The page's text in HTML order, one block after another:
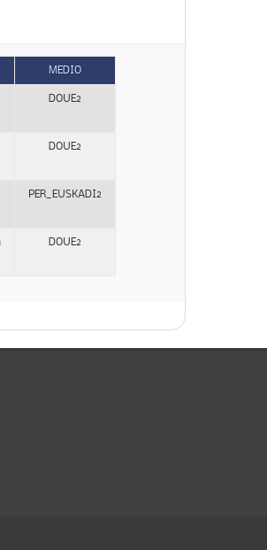
MEDIO
DOUE2
DOUE2
PER_EUSKADI2
DOUE2